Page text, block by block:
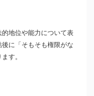
地位や能力について表
に「そもそも権限がな
す。